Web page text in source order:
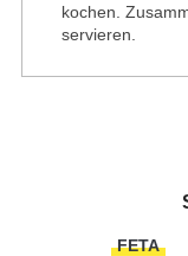
kochen.
servieren.
FETA